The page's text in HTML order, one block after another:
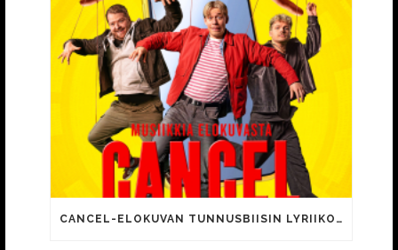
CANCEL-ELOKUVAN TUNNUSBIISIN LYRIIKOISSA TUTTUJA MEEMIHOKEMIA YOUTUBE-VIDEOILTA!